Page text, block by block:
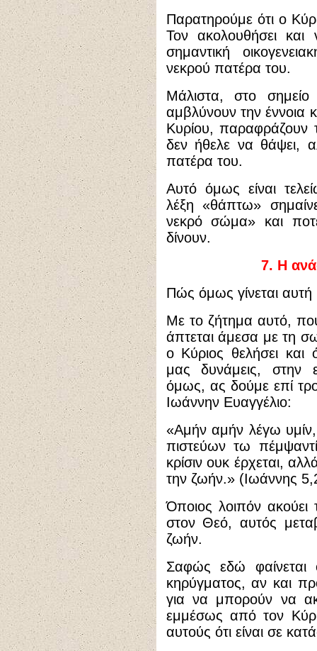
Παρατηρούμε ότι ο
Τον ακολουθήσει
σημαντική
νεκρού πατέρα του.
Μάλιστα, στο σημείο
αμβλύνουν την έννοια
Κυρίου, παραφράζουν
δεν ήθελε να θάψει,
πατέρα του.
Αυτό όμως είναι
λέξη «θάπτω»
νεκρό σώμα» και
δίνουν.
7. Η
Πώς όμως γίνεται
Με το ζήτημα αυτό, που
άπτεται άμεσα με τη
ο Κύριος θελήσει και
μας δυνάμεις, στην
όμως, ας δούμε επί
Ιωάννην Ευαγγέλιο:
«Αμήν αμήν λέγω
πιστεύων τω
κρίσιν ουκ έρχεται,
την ζωήν.» (Ιωάννης
Όποιος λοιπόν ακούει
στον Θεό, αυτός
ζωήν.
Σαφώς εδώ φαίνεται
κηρύγματος, αν και
για να μπορούν να
εμμέσως από τον Κύριο
αυτούς ότι είναι σε